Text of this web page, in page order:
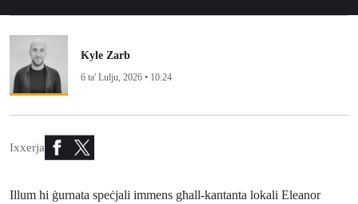
Kyle Zarb
6 ta' Lulju, 2026 • 10:24
Ixxerja
Illum hi ġurnata speċjali immens għall-kantanta lokali Eleanor